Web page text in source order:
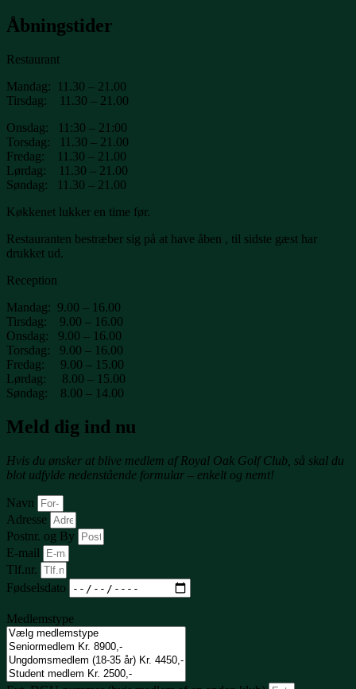
Åbningstider
Restaurant
Mandag: 11.30 – 21.00
Tirsdag: 11.30 – 21.00
Onsdag: 11:30 – 21:00
Torsdag: 11.30 – 21.00
Fredag: 11.30 – 21.00
Lørdag: 11.30 – 21.00
Søndag: 11.30 – 21.00
Køkkenet lukker en time før.
Restauranten bestræber sig på at have åben , til sidste gæst har
drukket ud.
Reception
Mandag: 9.00 – 16.00
Tirsdag: 9.00 – 16.00
Onsdag: 9.00 – 16.00
Torsdag: 9.00 – 16.00
Fredag: 9.00 – 15.00
Lørdag: 8.00 – 15.00
Søndag: 8.00 – 14.00
Meld dig ind nu
Hvis du ønsker at blive medlem af Royal Oak Golf Club, så skal du
blot udfylde nedenstående formular – enkelt og nemt!
Navn
Adresse
Postnr. og By
E-mail
Tlf.nr.
Fødselsdato
Medlemstype